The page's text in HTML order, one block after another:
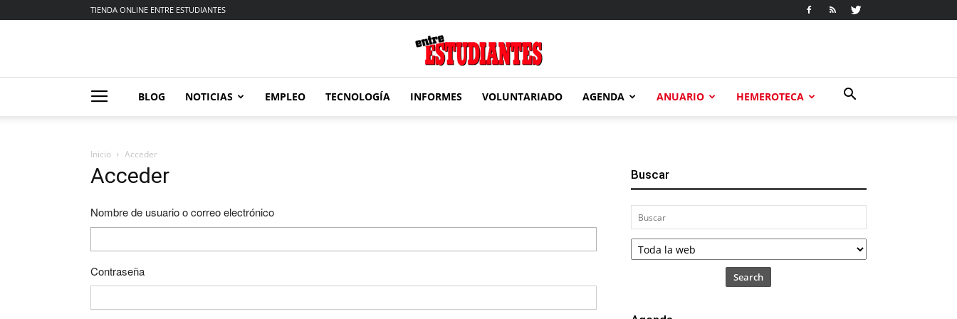
TIENDA ONLINE ENTRE ESTUDIANTES
BLOG NOTICIAS EMPLEO TECNOLOGÍA INFORMES VOLUNTARIADO AGENDA ANUARIO HEMEROTECA
Inicio Acceder
Acceder
Nombre de usuario o correo electrónico
Contraseña
Buscar
Search